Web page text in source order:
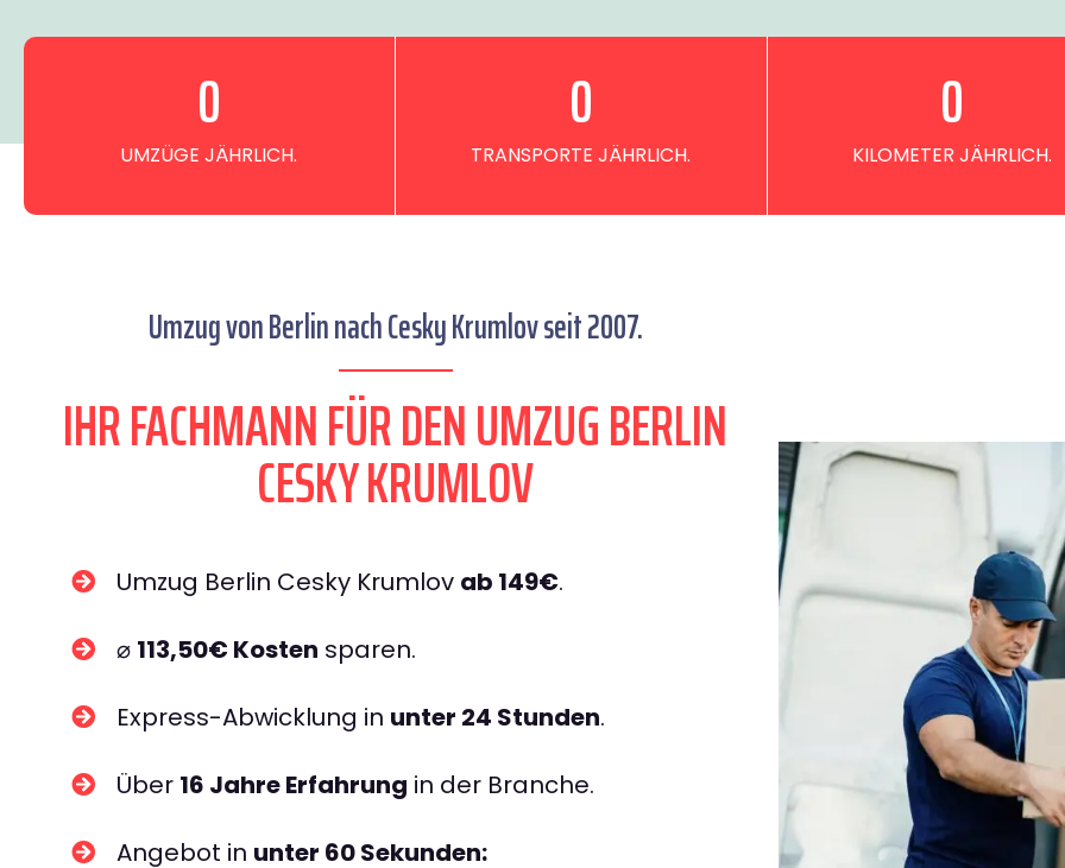
UMZÜGE JÄHRLICH.
0
TRANSPORTE JÄHRLICH.
0
KILOMETER JÄHRLICH.
0
Umzug von Berlin nach Cesky Krumlov seit 2007.
IHR FACHMANN FÜR DEN UMZUG BERLIN
CESKY KRUMLOV
Umzug Berlin Cesky Krumlov ab 149€.
⌀ 113,50€ Kosten sparen.
Express-Abwicklung in unter 24 Stunden.
Über 16 Jahre Erfahrung in der Branche.
Angebot in unter 60 Sekunden: